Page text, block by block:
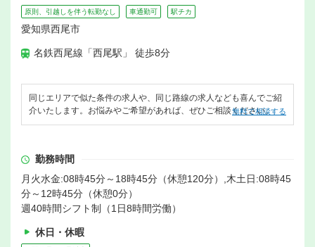
原則、引越しを伴う転勤なし 車通勤可 駅チカ
愛知県西尾市
名鉄西尾線「西尾駅」 徒歩8分
同じエリアで似た条件の求人や、同じ路線の求人なども喜んでご紹
介いたします。お悩みやご希望があれば、ぜひご相談ください。
無料で相談する
勤務時間
月火水金:08時45分～18時45分（休憩120分）,木土日:08時45
分～12時45分（休憩0分）
週40時間シフト制（1日8時間労働）
休日・休暇